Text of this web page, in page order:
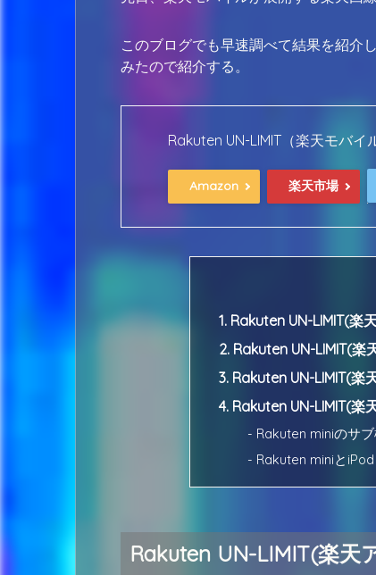
このブログでも早速調べて結果を紹介
みたので紹介する。
Rakuten UN-LIMIT（楽天モバイル
Amazon 楽天市場
1. Rakuten UN-LIMIT(楽
2. Rakuten UN-LIMIT(
3. Rakuten UN-LIMIT(楽
4. Rakuten UN-LIMIT(
- Rakuten miniのサ
- Rakuten miniと
Rakuten UN-LIMIT(楽天